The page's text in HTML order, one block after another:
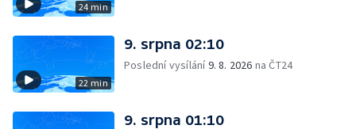
24 min
22 min
9. srpna 02:10
Poslední vysílání9. 8. 2026 na ČT24
9. srpna 01:10